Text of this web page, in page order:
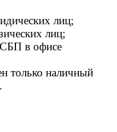
лиц;
лиц;
СБП в офисе
только наличный